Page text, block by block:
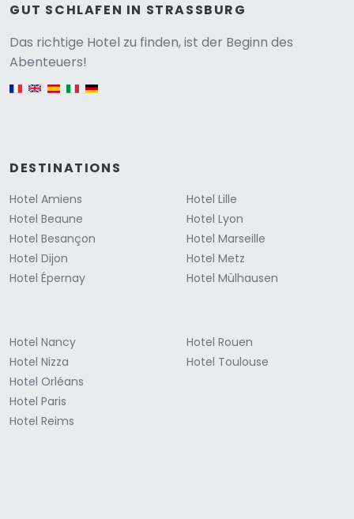
GUT SCHLAFEN IN STRASSBURG
Das richtige Hotel zu finden, ist der Beginn des
Abenteuers!
English version
DESTINATIONS
Hotel Amiens
Hotel Beaune
Hotel Besançon
Hotel Dijon
Hotel Épernay
Hotel Lille
Hotel Lyon
Hotel Marseille
Hotel Metz
Hotel Mülhausen
Hotel Nancy
Hotel Nizza
Hotel Orléans
Hotel Paris
Hotel Reims
Hotel Rouen
Hotel Toulouse